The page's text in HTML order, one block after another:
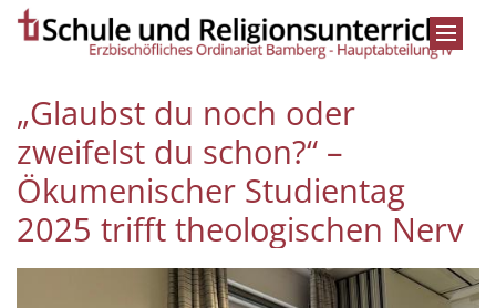
Zum Inhalt springen
„Glaubst du noch oder
zweifelst du schon?“ –
Ökumenischer Studientag
2025 trifft theologischen Nerv